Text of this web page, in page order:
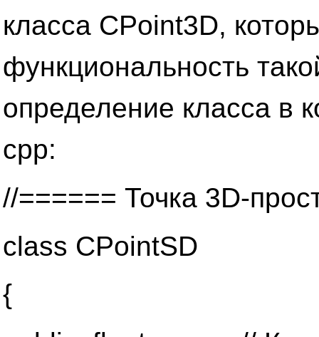
класса CPoint3D,
функциональность
определение класса в
срр:
//====== Точка 3D-
class CPointSD
{